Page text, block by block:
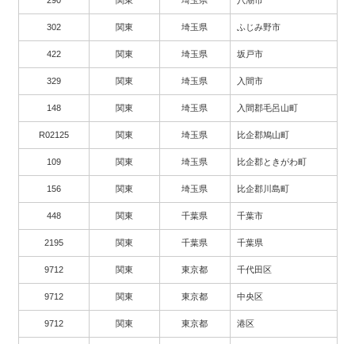
302 関東 埼玉県 ふじみ野市
422 関東 埼玉県 坂戸市
329 関東 埼玉県 入間市
148 関東 埼玉県 入間郡毛呂山町
R02125 関東 埼玉県 比企郡鳩山町
109 関東 埼玉県 比企郡ときがわ町
156 関東 埼玉県 比企郡川島町
448 関東 千葉県 千葉市
2195 関東 千葉県 千葉県
9712 関東 東京都 千代田区
9712 関東 東京都 中央区
9712 関東 東京都 港区